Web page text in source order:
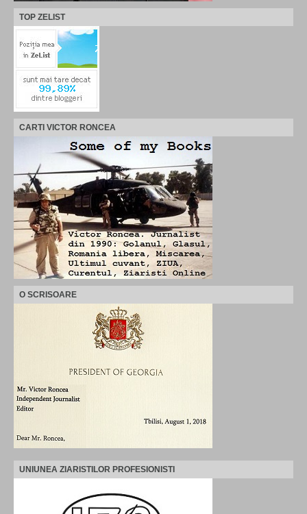
TOP ZELIST
CARTI VICTOR RONCEA
O SCRISOARE
UNIUNEA ZIARISTILOR PROFESIONISTI